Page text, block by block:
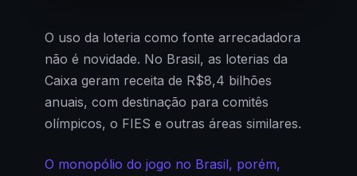
O uso da loteria como fonte arrecadadora
não é novidade. No Brasil, as loterias da
Caixa geram receita de R$8,4 bilhões
anuais, com destinação para comitês
olímpicos, o FIES e outras áreas similares.
O monopólio do jogo no Brasil, porém,